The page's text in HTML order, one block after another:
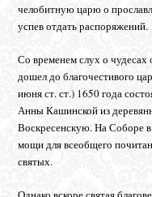
челобитную царю о
успев отдать распоряжений.
Со временем слух о
дошел до благочестивого
июня ст. ст.) 1650 года
Анны Кашинской из
Воскресенскую. На Соборе
мощи для всеобщего
святых.